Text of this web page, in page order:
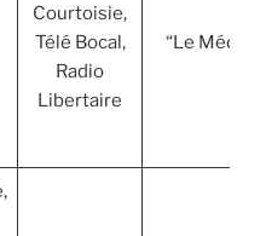
Courtoisie,
Télé Bocal,
Radio
Libertaire
“Le Média”